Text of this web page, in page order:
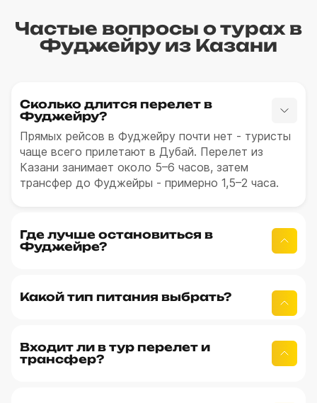
Частые вопросы о турах в
Фуджейру из Казани
Сколько длится перелет в
Фуджейру?
Прямых рейсов в Фуджейру почти нет - туристы
чаще всего прилетают в Дубай. Перелет из
Казани занимает около 5–6 часов, затем
трансфер до Фуджейры - примерно 1,5–2 часа.
Где лучше остановиться в
Фуджейре?
Какой тип питания выбрать?
Входит ли в тур перелет и
трансфер?